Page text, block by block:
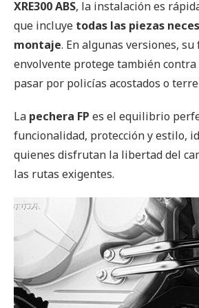
XRE300 ABS, la instalación es
que incluye todas las piezas
montaje. En algunas versiones, su
envolvente protege también contra
pasar por policías acostados o
La pechera FP es el equilibrio
funcionalidad, protección y estilo,
quienes disfrutan la libertad del
las rutas exigentes.